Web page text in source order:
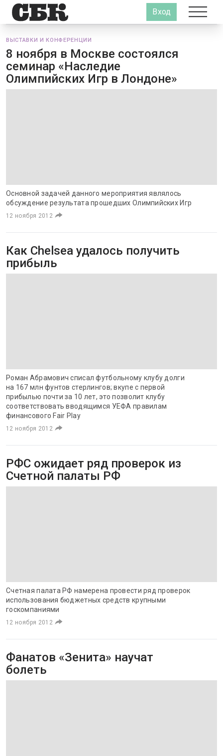
Вход
ВЫСТАВКИ И КОНФЕРЕНЦИИ
8 ноября в Москве состоялся
семинар «Наследие
Олимпийских Игр в Лондоне»
Основной задачей данного мероприятия являлось
обсуждение результата прошедших Олимпийских Игр
12 ноября 2012
Как Chelsea удалось получить
прибыль
Роман Абрамович списал футбольному клубу долги
на 167 млн фунтов стерлингов; вкупе с первой
прибылью почти за 10 лет, это позволит клубу
соответствовать вводящимся УЕФА правилам
финансового Fair Play
12 ноября 2012
РФС ожидает ряд проверок из
Счетной палаты РФ
Счетная палата РФ намерена провести ряд проверок
использования бюджетных средств крупными
госкомпаниями
12 ноября 2012
Фанатов «Зенита» научат
болеть